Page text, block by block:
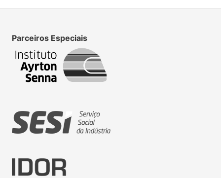
Parceiros Especiais